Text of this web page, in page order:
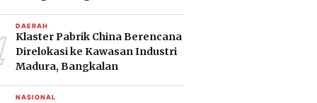
DAERAH
Klaster Pabrik China Berencana
Direlokasi ke Kawasan Industri
Madura, Bangkalan
NASIONAL